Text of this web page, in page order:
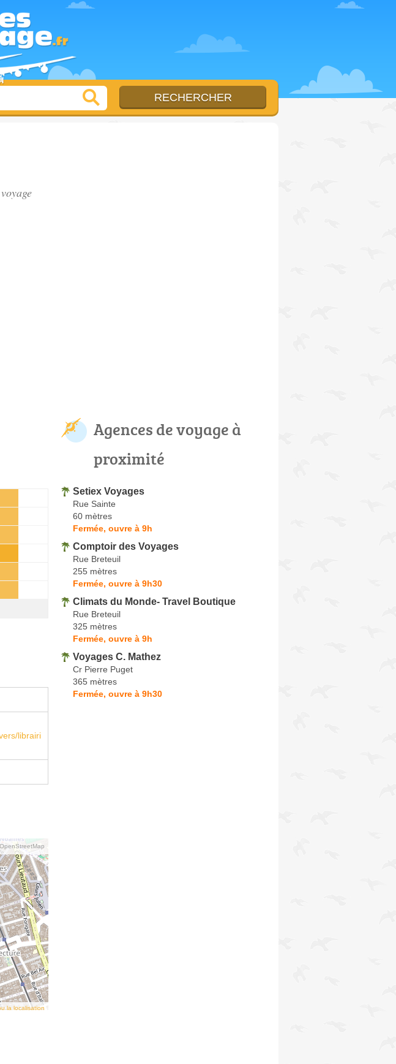
librairi
la localisation
Agences de voyage à
proximité
Setiex Voyages
Rue Sainte
60 mètres
Fermée, ouvre à 9h
Comptoir des Voyages
Rue Breteuil
255 mètres
Fermée, ouvre à 9h30
Climats du Monde- Travel Boutique
Rue Breteuil
325 mètres
Fermée, ouvre à 9h
Voyages C. Mathez
Cr Pierre Puget
365 mètres
Fermée, ouvre à 9h30